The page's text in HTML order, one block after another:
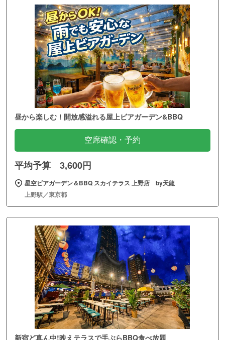
昼から楽しむ！開放感溢れる屋上ビアガーデン&BBQ
空席確認・予約
平均予算 3,600円
星空ビアガーデン＆BBQ スカイテラス 上野店 by天龍
上野駅／東京都
新宿ど真ん中!映えテラスで手ぶらBBQ食べ放題